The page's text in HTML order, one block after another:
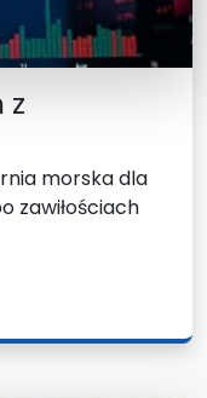
z
morska dla
zawiłościach